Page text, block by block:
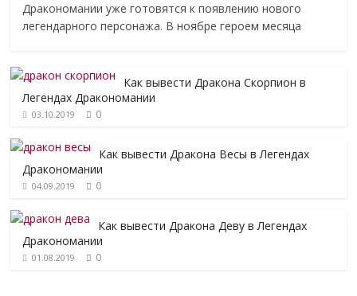
Дракономании уже готовятся к появлению нового
легендарного персонажа. В ноябре героем месяца
Как вывести Дракона Скорпион в
Легендах Дракономании
03.10.2019 0
Как вывести Дракона Весы в Легендах
Дракономании
04.09.2019 0
Как вывести Дракона Деву в Легендах
Дракономании
01.08.2019 0